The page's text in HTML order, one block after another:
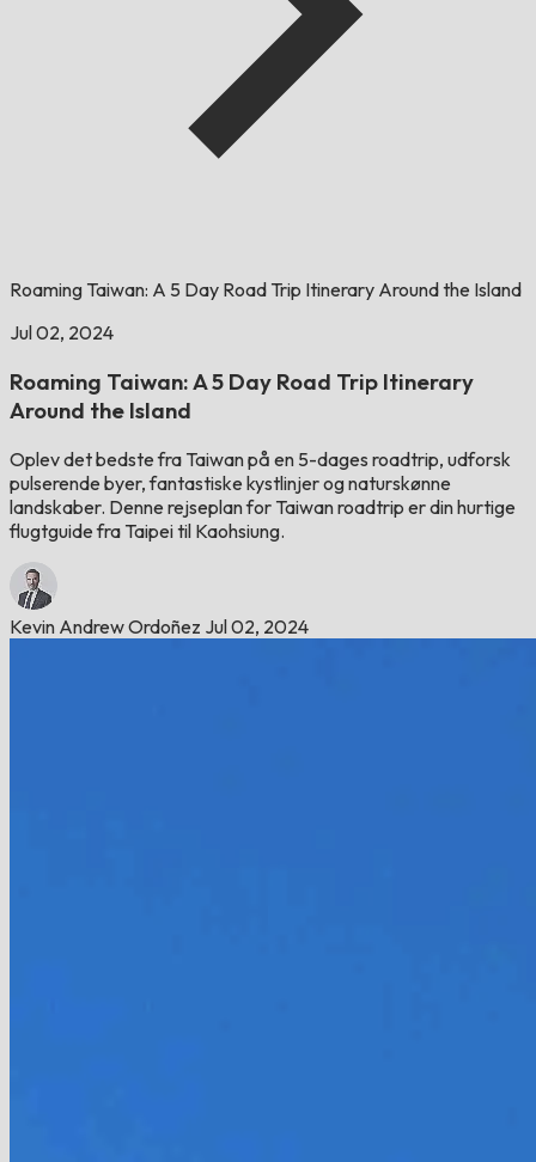
Roaming Taiwan: A 5 Day Road Trip Itinerary Around the Island
Jul 02, 2024
Roaming Taiwan: A 5 Day Road Trip Itinerary
Around the Island
Oplev det bedste fra Taiwan på en 5-dages roadtrip, udforsk
pulserende byer, fantastiske kystlinjer og naturskønne
landskaber. Denne rejseplan for Taiwan roadtrip er din hurtige
flugtguide fra Taipei til Kaohsiung.
Kevin Andrew Ordoñez Jul 02, 2024